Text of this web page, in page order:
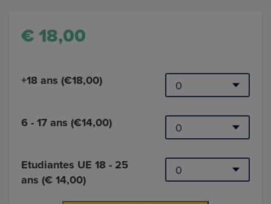
€ 18,00
+18 ans (€18,00)
6 - 17 ans (€14,00)
Etudiantes UE 18 - 25
ans (€ 14,00)